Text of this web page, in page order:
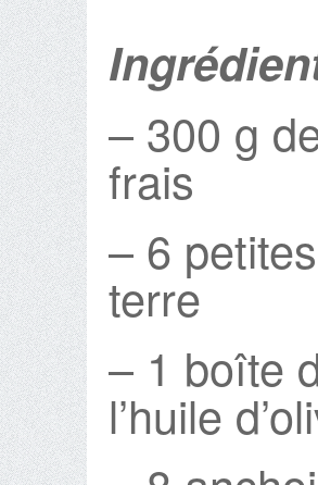
– 300 g
frais
– 6
terre
– 1 boîte
l’huile